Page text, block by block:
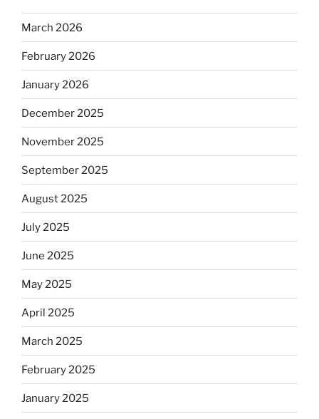
March 2026
February 2026
January 2026
December 2025
November 2025
September 2025
August 2025
July 2025
June 2025
May 2025
April 2025
March 2025
February 2025
January 2025